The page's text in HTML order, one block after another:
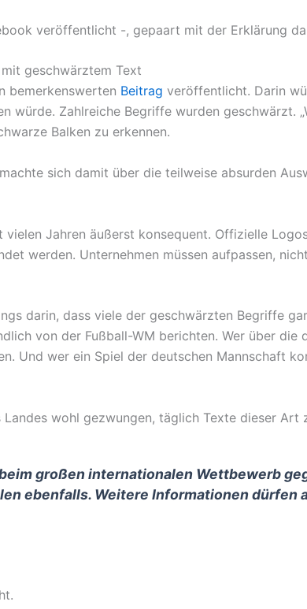
veröffentlicht -, gepaart mit der Erklärung
geschwärztem Text
bemerkenswerten Beitrag veröffentlicht. Darin
Zahlreiche Begriffe wurden geschwärzt.
Balken zu erkennen.
sich damit über die teilweise absurden
Jahren äußerst konsequent. Offizielle
werden. Unternehmen müssen aufpassen,
darin, dass viele der geschwärzten Begriffe
von der Fußball-WM berichten. Wer über
Und wer ein Spiel der deutschen Mannschaft
wohl gezwungen, täglich Texte dieser Art
großen internationalen Wettbewerb
ebenfalls. Weitere Informationen dürfen